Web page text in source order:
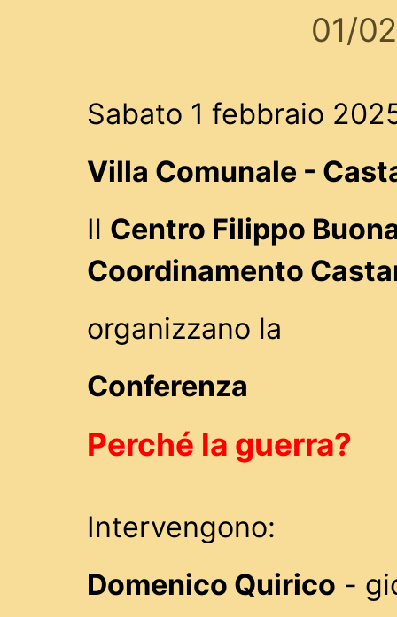
01/
Sabato 1 febbraio
Villa Comunale -
Il Centro Filippo
Coordinamento
organizzano la
Conferenza
Perché la guerra?
Intervengono:
Domenico Quirico -